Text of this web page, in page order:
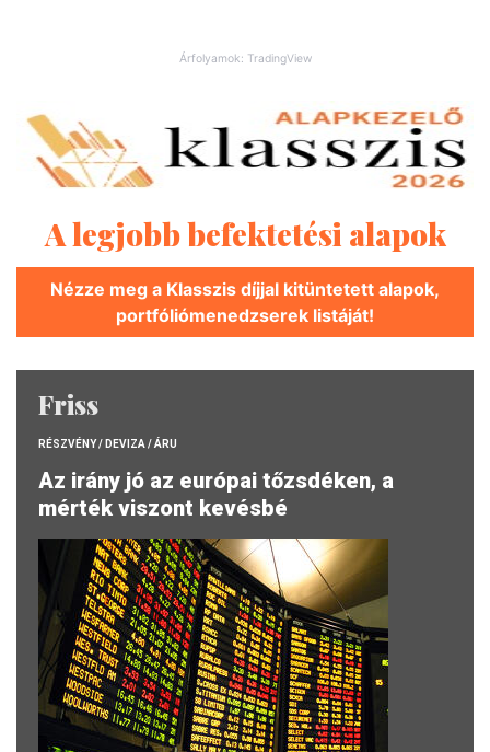
Árfolyamok: TradingView
A legjobb befektetési alapok
Nézze meg a Klasszis díjjal kitüntetett alapok,
portfóliómenedzserek listáját!
Friss
RÉSZVÉNY / DEVIZA / ÁRU
Az irány jó az európai tőzsdéken, a
mérték viszont kevésbé